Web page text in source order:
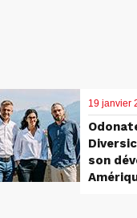
19 janvier
son